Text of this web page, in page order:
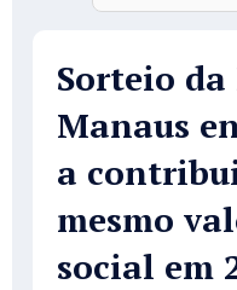
Sorteio
Manaus
a
mesmo
social em